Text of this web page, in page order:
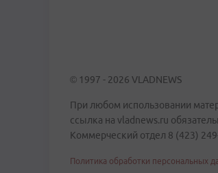
© 1997 - 2026 VLADNEWS
При любом использовании
ссылка на vladnews.ru
Коммерческий отдел 8 (423)
Политика обработки персональных